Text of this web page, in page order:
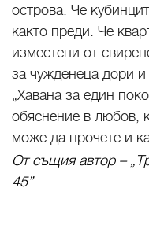
острова. Че
както преди. Че
изместени от
за чужденеца дори
„Хавана за един
обяснение в любов,
може да прочете и
От същия автор –
45”